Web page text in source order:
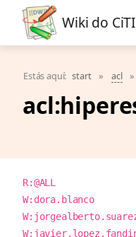
Wiki do
Estás aquí: start » acl »
R:@ALL
W:dora.blanco